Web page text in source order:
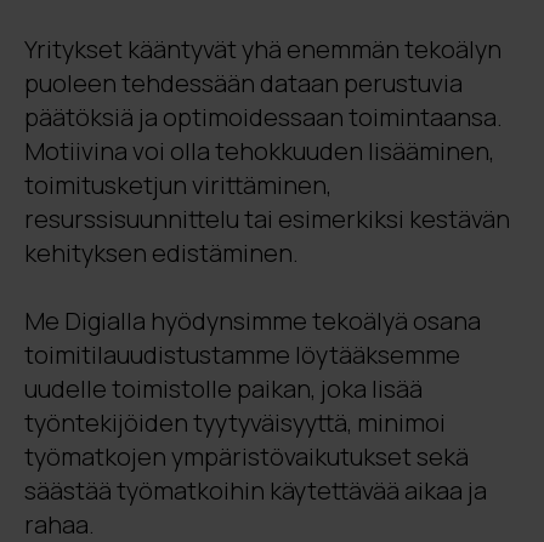
Yritykset kääntyvät yhä enemmän tekoälyn
puoleen tehdessään dataan perustuvia
päätöksiä ja optimoidessaan toimintaansa.
Motiivina voi olla tehokkuuden lisääminen,
toimitusketjun virittäminen,
resurssisuunnittelu tai esimerkiksi kestävän
kehityksen edistäminen.
Me Digialla hyödynsimme tekoälyä osana
toimitilauudistustamme löytääksemme
uudelle toimistolle paikan, joka lisää
työntekijöiden tyytyväisyyttä, minimoi
työmatkojen ympäristövaikutukset sekä
säästää työmatkoihin käytettävää aikaa ja
rahaa.